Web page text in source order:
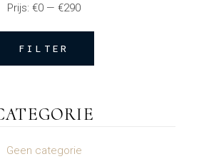
Min.
Max.
FILTER
Prijs:€0 —€290
Geen categorie